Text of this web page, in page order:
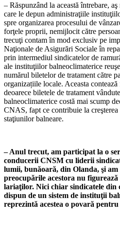
– Răspunzând la această întrebare,
care le depun administraţiile
spre organizarea procesului de
forţele proprii, nemijlocit către
trecuţi contam în mod exclusiv pe
Naţionale de Asigurări Sociale în
prin intermediul sindicatelor de
ale in­stituţiilor balneoclimaterice
numărul biletelor de tratament către
organizațiile locale. Aceasta
deoarece biletele de tratament
balneoclimaterice costă mai scump
CNAS, fapt ce contribuie la
staţiunilor balneare.
– Anul trecut, am participat la o
conducerii CNSM cu liderii
lumii, bunăoară, din Olanda, şi
preocupările acestora nu
lariaţilor. Nici chiar sindicatele din
dispun de un sistem de instituţii
reprezintă acestea o pova­ră